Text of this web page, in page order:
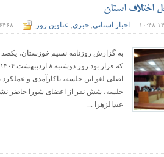
اختلاف استان
اخبار استاني خبری عناوین روز
به گزارش روزنامه نسیم خوزستان،
اصلی لغو این جلسه، ناکارآمدی و
جلسه، شش نفر از اعضای شورا حاضر
عبدالزهرا ...